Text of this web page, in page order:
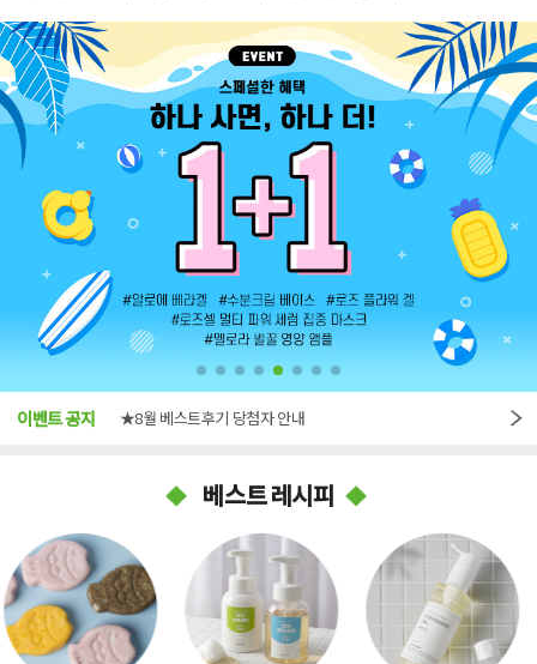
이벤트 공지
★8월 베스트후기 당첨자 안내
★7월 베스트후기 당첨자 안내
베스트 레시피